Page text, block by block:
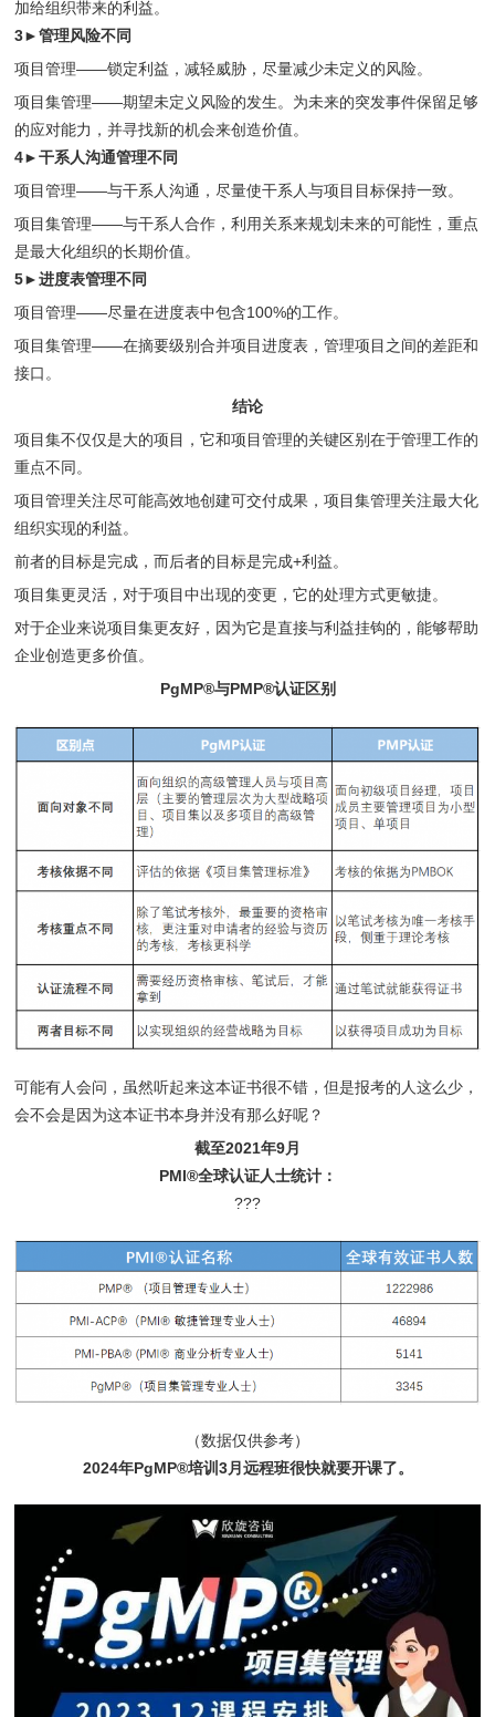
加给组织带来的利益。
3►管理风险不同
项目管理——锁定利益，减轻威胁，尽量减少未定义的风险。
项目集管理——期望未定义风险的发生。为未来的突发事件保留足够
的应对能力，并寻找新的机会来创造价值。
4►干系人沟通管理不同
项目管理——与干系人沟通，尽量使干系人与项目目标保持一致。
项目集管理——与干系人合作，利用关系来规划未来的可能性，重点
是最大化组织的长期价值。
5►进度表管理不同
项目管理——尽量在进度表中包含100%的工作。
项目集管理——在摘要级别合并项目进度表，管理项目之间的差距和
接口。
结论
项目集不仅仅是大的项目，它和项目管理的关键区别在于管理工作的
重点不同。
项目管理关注尽可能高效地创建可交付成果，项目集管理关注最大化
组织实现的利益。
前者的目标是完成，而后者的目标是完成+利益。
项目集更灵活，对于项目中出现的变更，它的处理方式更敏捷。
对于企业来说项目集更友好，因为它是直接与利益挂钩的，能够帮助
企业创造更多价值。
PgMP®与PMP®认证区别
可能有人会问，虽然听起来这本证书很不错，但是报考的人这么少，
会不会是因为这本证书本身并没有那么好呢？
截至2021年9月
PMI®全球认证人士统计：
???
（数据仅供参考）
2024年PgMP®培训3月远程班很快就要开课了。